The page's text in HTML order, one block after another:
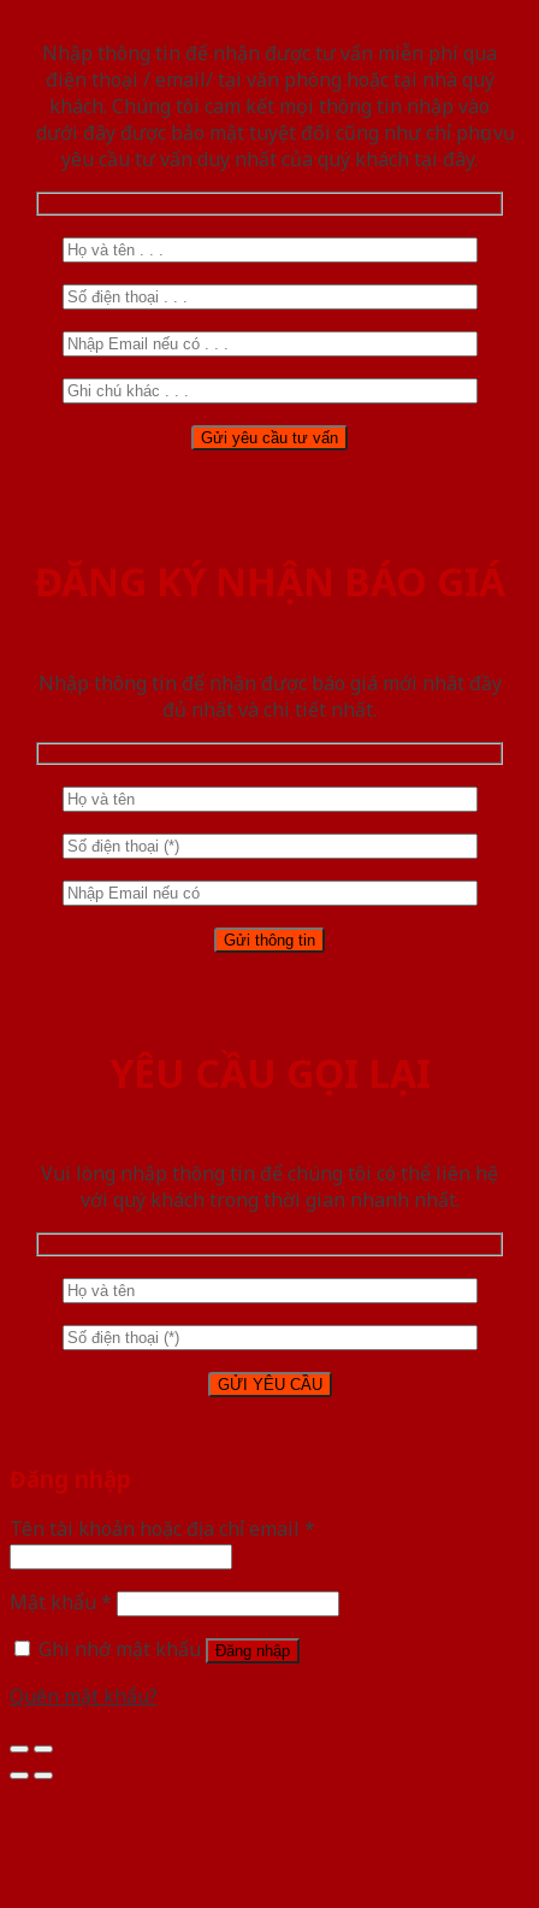
Nhập thông tin để nhận được tư vấn miễn phí qua
điện thoại / email/ tại văn phòng hoặc tại nhà quý
khách. Chúng tôi cam kết mọi thông tin nhập vào
dưới đây được bảo mật tuyệt đối cũng như chỉ phục vụ
yêu cầu tư vấn duy nhất của quý khách tại đây.
ĐĂNG KÝ NHẬN BÁO GIÁ
Nhập thông tin để nhận được báo giá mới nhât đầy
đủ nhất và chi tiết nhất.
YÊU CẦU GỌI LẠI
Vui lòng nhập thông tin để chúng tôi có thể liên hệ
với quý khách trong thời gian nhanh nhất.
Đăng nhập
Tên tài khoản hoặc địa chỉ email *
Mật khẩu *
Ghi nhớ mật khẩu
Đăng nhập
Quên mật khẩu?